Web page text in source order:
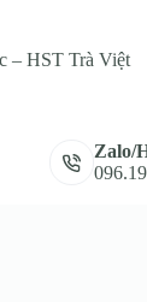
– HST Trà Việt
Zalo/